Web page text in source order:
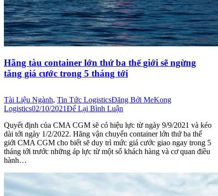
Hãng tàu container lớn thứ ba thế giới sẽ ngừng
tăng giá cước trong 5 tháng tới
Tài Liệu Ngành, Tin Tức LogisticsĐăng Bởi MeKong
Logistics02/10/2021Để Lại Bình Luận
Quyết định của CMA CGM sẽ có hiệu lực từ ngày 9/9/2021 và kéo
dài tới ngày 1/2/2022. Hãng vận chuyển container lớn thứ ba thế
giới CMA CGM cho biết sẽ duy trì mức giá cước giao ngay trong 5
tháng tới trước những áp lực từ một số khách hàng và cơ quan điều
hành…